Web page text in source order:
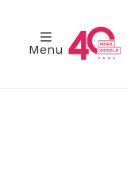
Menu